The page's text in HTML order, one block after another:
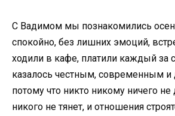
С Вадимом мы познакомились
спокойно, без лишних эмоций,
ходили в кафе, платили каждый за
казалось честным, современным
потому что никто никому ничего
никого не тянет, и отношения